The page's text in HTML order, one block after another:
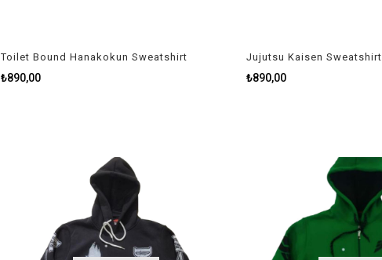
Toilet Bound Hanakokun Sweatshirt
₺890,00
Jujutsu Kaisen Sweatshirt
₺890,00